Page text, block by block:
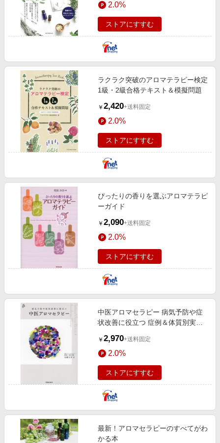
2.0%
ストアにすすむ
ラクラク突破のアロマテラピー検定
1級・2級合格テキスト＆模擬問題
￥ 2,420+送料固定
2.0%
ストアにすすむ
ぴったりの香りを選ぶアロマテラピ
ーガイド
￥ 2,090+送料固定
2.0%
ストアにすすむ
中医アロマセラピー 病気予防や症
状改善に役立つ 症例＆体質別実
￥ 2,970+送料固定
2.0%
ストアにすすむ
最新！アロマセラピーのすべてがわ
かる本